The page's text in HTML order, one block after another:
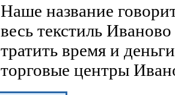
Наше название
весь текстиль
тратить время и
торговые центры